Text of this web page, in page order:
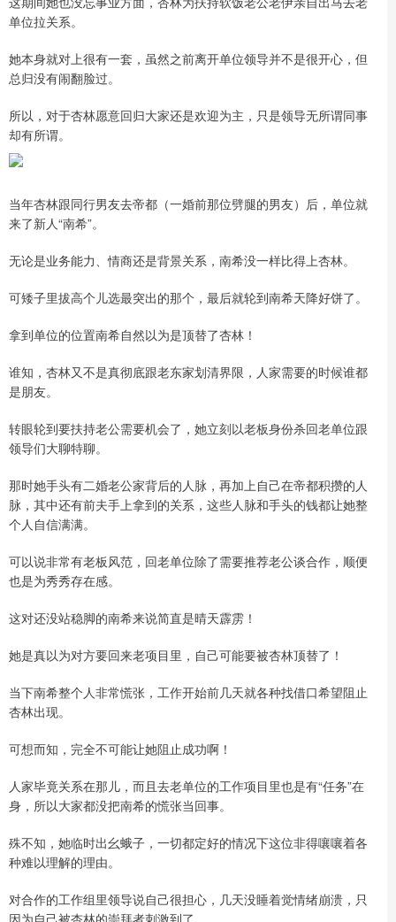
单位拉关系。
她本身就对上很有一套，虽然之前离开单位领导并不是很开心，但
总归没有闹翻脸过。
所以，对于杏林愿意回归大家还是欢迎为主，只是领导无所谓同事
却有所谓。
当年杏林跟同行男友去帝都（一婚前那位劈腿的男友）后，单位就
来了新人“南希”。
无论是业务能力、情商还是背景关系，南希没一样比得上杏林。
可矮子里拔高个儿选最突出的那个，最后就轮到南希天降好饼了。
拿到单位的位置南希自然以为是顶替了杏林！
谁知，杏林又不是真彻底跟老东家划清界限，人家需要的时候谁都
是朋友。
转眼轮到要扶持老公需要机会了，她立刻以老板身份杀回老单位跟
领导们大聊特聊。
那时她手头有二婚老公家背后的人脉，再加上自己在帝都积攒的人
脉，其中还有前夫手上拿到的关系，这些人脉和手头的钱都让她整
个人自信满满。
可以说非常有老板风范，回老单位除了需要推荐老公谈合作，顺便
也是为秀秀存在感。
这对还没站稳脚的南希来说简直是晴天霹雳！
她是真以为对方要回来老项目里，自己可能要被杏林顶替了！
当下南希整个人非常慌张，工作开始前几天就各种找借口希望阻止
杏林出现。
可想而知，完全不可能让她阻止成功啊！
人家毕竟关系在那儿，而且去老单位的工作项目里也是有“任务”在
身，所以大家都没把南希的慌张当回事。
殊不知，她临时出幺蛾子，一切都定好的情况下这位非得嚷嚷着各
种难以理解的理由。
对合作的工作组里领导说自己很担心，几天没睡着觉情绪崩溃，只
因为自己被杏林的崇拜者刺激到了。